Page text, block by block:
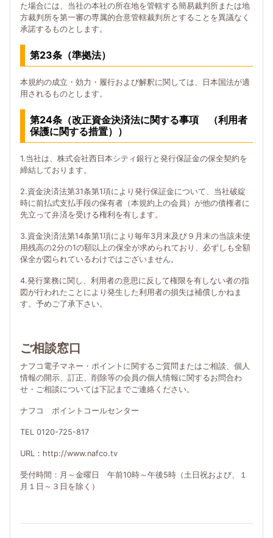
た場合には、当社の本社の所在地を管轄する簡易裁判所または地
方裁判所を第一審の専属的合意管轄裁判所とすることを異議なく
承諾するものとします。
第23条（準拠法）
本規約の成立・効力・履行および解釈に関しては、日本国法が適
用されるものとします。
第24条（改正資金決済法に関する事項 （利用者
保護に関する措置））
1.当社は、株式会社西日本シティ銀行と発行保証金の保全契約を
締結しております。
2.資金決済法第31条第1項により発行保証金について、当社破綻
時に前払式支払手段の保有者（本規約上の会員）が他の債権者に
先立って弁済を受ける権利を有します。
3.資金決済法第14条第1項により毎年3月末及び９月末の当該未使
用残高の2分の1の額以上の保全が求められており、必ずしも全額
保全が図られているわけではございません。
4.発行業務に関し、利用者の意思に反して権限を有しない者の指
図が行われたことにより発生した利用者の損失は補償しかねま
す。予めご了承下さい。
ご相談窓口
ナフコ電子マネー・ポイントに関するご質問またはご相談、個人
情報の開示、訂正、削除等の会員の個人情報に関するお問合わ
せ・ご相談については下記までご連絡ください。
ナフコ ポイントコールセンター
TEL 0120-725-817
URL：http://www.nafco.tv
受付時間：月～金曜日 午前10時～午後5時（土日祝および、１
月１日～３日を除く）